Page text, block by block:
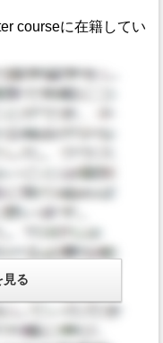
courseに在籍してい